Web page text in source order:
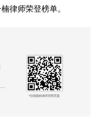
律师荣登榜单。